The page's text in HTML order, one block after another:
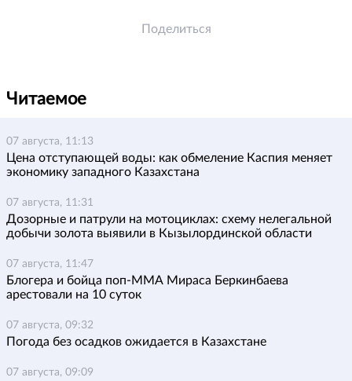
Поделиться
Читаемое
07 августа, 11:13
Цена отступающей воды: как обмеление Каспия меняет
экономику западного Казахстана
07 августа, 11:31
Дозорные и патрули на мотоциклах: схему нелегальной
добычи золота выявили в Кызылординской области
07 августа, 11:47
Блогера и бойца поп-ММА Мираса Беркинбаева
арестовали на 10 суток
07 августа, 09:32
Погода без осадков ожидается в Казахстане
07 августа, 09:09